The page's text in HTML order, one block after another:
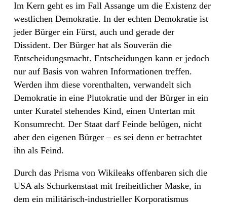
Im Kern geht es im Fall Assange um die Existenz der
westlichen Demokratie. In der echten Demokratie ist
jeder Bürger ein Fürst, auch und gerade der
Dissident. Der Bürger hat als Souverän die
Entscheidungsmacht. Entscheidungen kann er jedoch
nur auf Basis von wahren Informationen treffen.
Werden ihm diese vorenthalten, verwandelt sich
Demokratie in eine Plutokratie und der Bürger in ein
unter Kuratel stehendes Kind, einen Untertan mit
Konsumrecht. Der Staat darf Feinde belügen, nicht
aber den eigenen Bürger – es sei denn er betrachtet
ihn als Feind.
Durch das Prisma von Wikileaks offenbaren sich die
USA als Schurkenstaat mit freiheitlicher Maske, in
dem ein militärisch-industrieller Korporatismus